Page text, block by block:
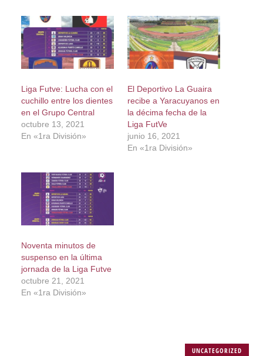
Liga Futve: Lucha con el
cuchillo entre los dientes
en el Grupo Central
octubre 13, 2021
En «1ra División»
El Deportivo La Guaira
recibe a Yaracuyanos en
la décima fecha de la
Liga FutVe
junio 16, 2021
En «1ra División»
Noventa minutos de
suspenso en la última
jornada de la Liga Futve
octubre 21, 2021
En «1ra División»
UNCATEGORIZED